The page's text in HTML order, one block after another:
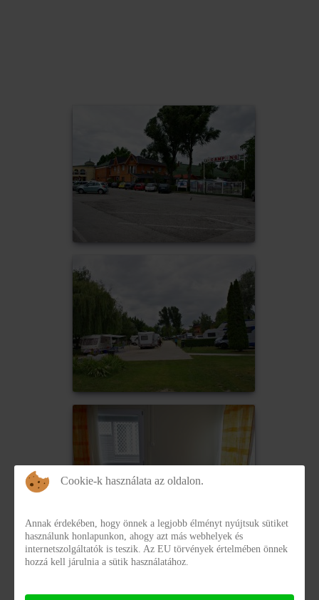
Cookie-k használata az oldalon.
Annak érdekében, hogy önnek a legjobb élményt nyújtsuk sütiket
használunk honlapunkon, ahogy azt más webhelyek és
internetszolgáltatók is teszik. Az EU törvények értelmében önnek
hozzá kell járulnia a sütik használatához.